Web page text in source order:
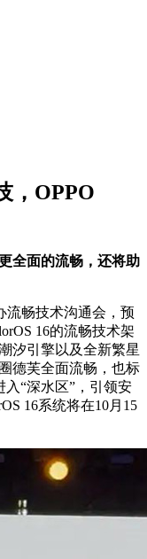
，OPPO
全面的流畅，还将助
畅技术沟通会，预
16的流畅技术架
汐引擎以及全新繁星
德芙全面流畅，也标
“深水区”，引领安
16系统将在10月15